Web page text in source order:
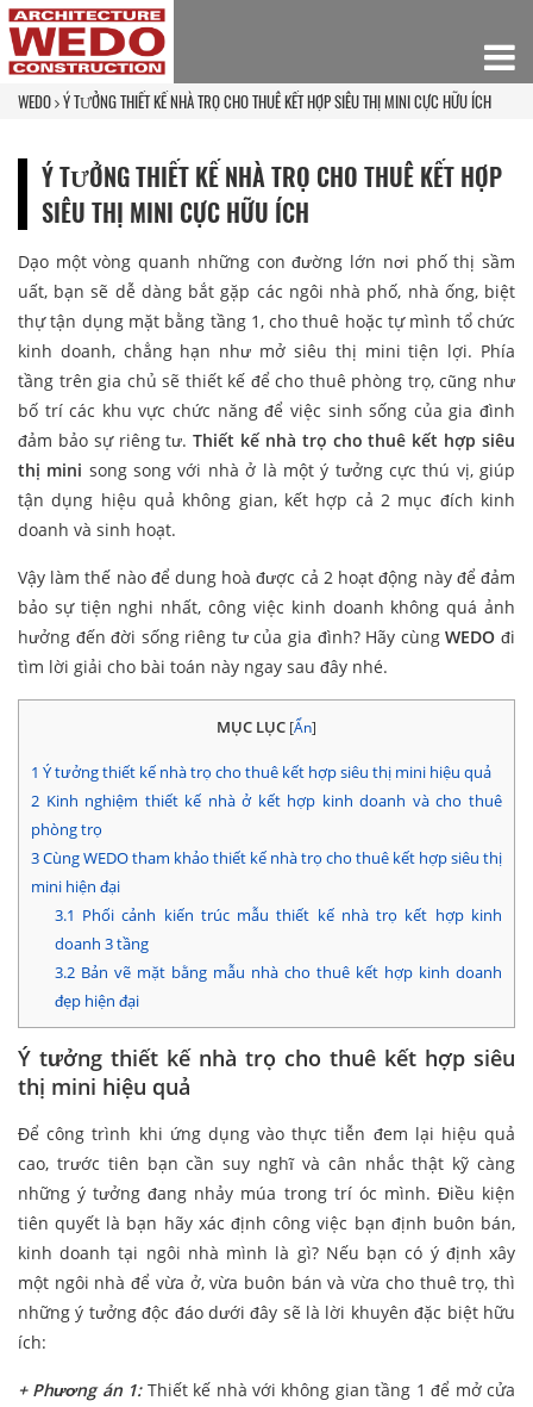
WEDO Ý TƯỞNG THIẾT KẾ NHÀ TRỌ CHO THUÊ KẾT HỢP SIÊU THỊ MINI CỰC HỮU ÍCH
Ý TƯỞNG THIẾT KẾ NHÀ TRỌ CHO THUÊ KẾT HỢP
SIÊU THỊ MINI CỰC HỮU ÍCH
Dạo một vòng quanh những con đường lớn nơi phố thị sầm
uất, bạn sẽ dễ dàng bắt gặp các ngôi nhà phố, nhà ống, biệt
thự tận dụng mặt bằng tầng 1, cho thuê hoặc tự mình tổ chức
kinh doanh, chẳng hạn như mở siêu thị mini tiện lợi. Phía
tầng trên gia chủ sẽ thiết kế để cho thuê phòng trọ, cũng như
bố trí các khu vực chức năng để việc sinh sống của gia đình
đảm bảo sự riêng tư.Thiết kế nhà trọ cho thuê kết hợp siêu
thị mini song song với nhà ở là một ý tưởng cực thú vị, giúp
tận dụng hiệu quả không gian, kết hợp cả 2 mục đích kinh
doanh và sinh hoạt.
Vậy làm thế nào để dung hoà được cả 2 hoạt động này để đảm
bảo sự tiện nghi nhất, công việc kinh doanh không quá ảnh
hưởng đến đời sống riêng tư của gia đình? Hãy cùngWEDOđi
tìm lời giải cho bài toán này ngay sau đây nhé.
MỤC LỤC [Ẩn]
1 Ý tưởng thiết kế nhà trọ cho thuê kết hợp siêu thị mini hiệu quả
2 Kinh nghiệm thiết kế nhà ở kết hợp kinh doanh và cho thuê
phòng trọ
3Cùng WEDO tham khảo thiết kế nhà trọ cho thuê kết hợp siêu thị
mini hiện đại
3.1 Phối cảnh kiến trúc mẫu thiết kế nhà trọ kết hợp kinh
doanh 3 tầng
3.2Bản vẽ mặt bằng mẫu nhà cho thuê kết hợp kinh doanh
đẹp hiện đại
Ý tưởng thiết kế nhà trọ cho thuê kết hợp siêu
thị mini hiệu quả
Để công trình khi ứng dụng vào thực tiễn đem lại hiệu quả
cao, trước tiên bạn cần suy nghĩ và cân nhắc thật kỹ càng
những ý tưởng đang nhảy múa trong trí óc mình. Điều kiện
tiên quyết là bạn hãy xác định công việc bạn định buôn bán,
kinh doanh tại ngôi nhà mình là gì? Nếu bạn có ý định xây
một ngôi nhà để vừa ở, vừa buôn bán và vừa cho thuê trọ, thì
những ý tưởng độc đáo dưới đây sẽ là lời khuyên đặc biệt hữu
ích:
+ Phương án 1:Thiết kế nhà với không gian tầng 1 để mở cửa